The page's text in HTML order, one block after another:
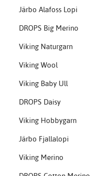
Järbo Alafoss Lopi
DROPS Big Merino
Viking Naturgarn
Viking Wool
Viking Baby Ull
DROPS Daisy
Viking Hobbygarn
Järbo Fjallalopi
Viking Merino